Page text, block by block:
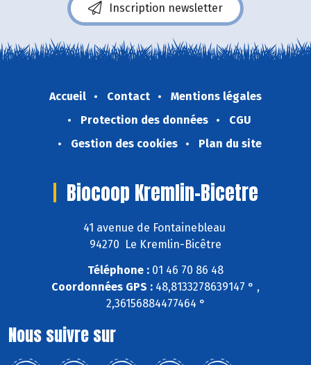
Inscription newsletter
Accueil Contact
Mentions légales
Protection des données
CGU
Gestion des cookies
Plan du site
Biocoop Kremlin-Bicetre
41 avenue de Fontainebleau
94270 Le Kremlin-Bicêtre
Téléphone : 01 46 70 86 48
Coordonnées GPS : 48,8133278639147 ° ,
2,36156884477464 °
Nous suivre sur